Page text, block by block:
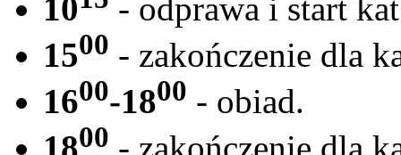
10
- odprawa i start
1500 - zakończenie dla
1600-1800 - obiad.
1800 - zakończenie dla